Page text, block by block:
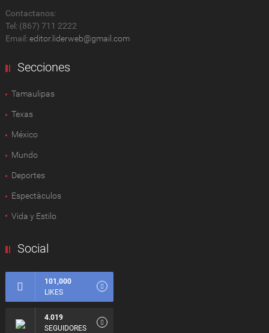
Contactanos:
Tel: (867) 711 2222
Email: editor.liderweb@gmail.com
Secciones
Tamaulipas
Texas
México
Mundo
Deportes
Espectàculos
Vida y Estilo
Social
101,000
LIKES
4.019
SEGUIDORES